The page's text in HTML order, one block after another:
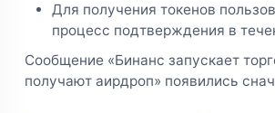
Для получения токенов
процесс подтверждения в
Сообщение «Бинанс запускает
получают аирдроп» появились